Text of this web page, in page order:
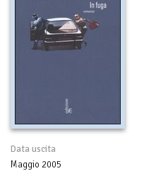
Data uscita
Maggio 2005